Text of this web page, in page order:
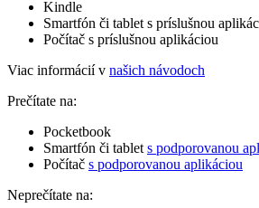
Kindle
Smartfón či tablet s príslušnou
Počítač s príslušnou aplikáciou
Viac informácií v našich návodoch
Prečítate na:
Pocketbook
Smartfón či tablet s podporovanou
Počítač s podporovanou aplikáciou
Neprečítate na: